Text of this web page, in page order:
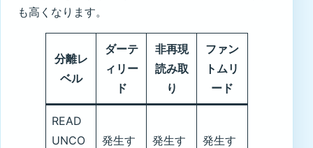
も高くなります。
分離レ
ベル
ダーテ
ィリー
ド
非再現
読み取
り
ファン
トムリ
ード
READ
UNCO
発生す
発生す
発生す